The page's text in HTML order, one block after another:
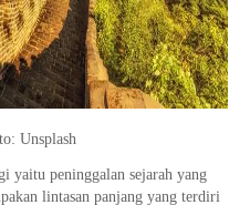
Unsplash
yaitu peninggalan sejarah yang
lintasan panjang yang terdiri